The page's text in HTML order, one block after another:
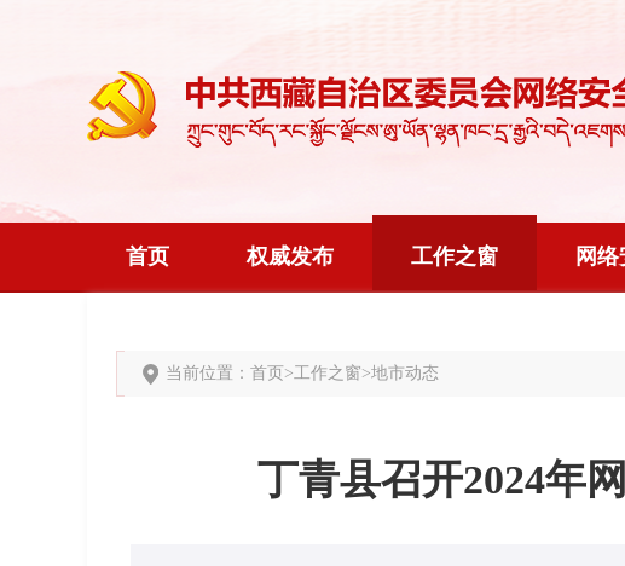
首页 权威发布 工作之窗 网
当前位置： 首页 >工作之窗>地市动态
丁青县召开2024年